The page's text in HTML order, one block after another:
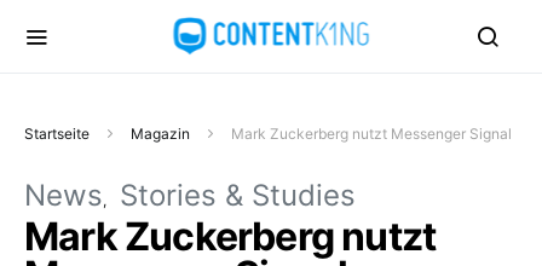
Startseite Magazin Mark Zuckerberg nutzt Messenger Signal
News Stories & Studies
Mark Zuckerberg nutzt